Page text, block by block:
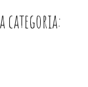
categoria: